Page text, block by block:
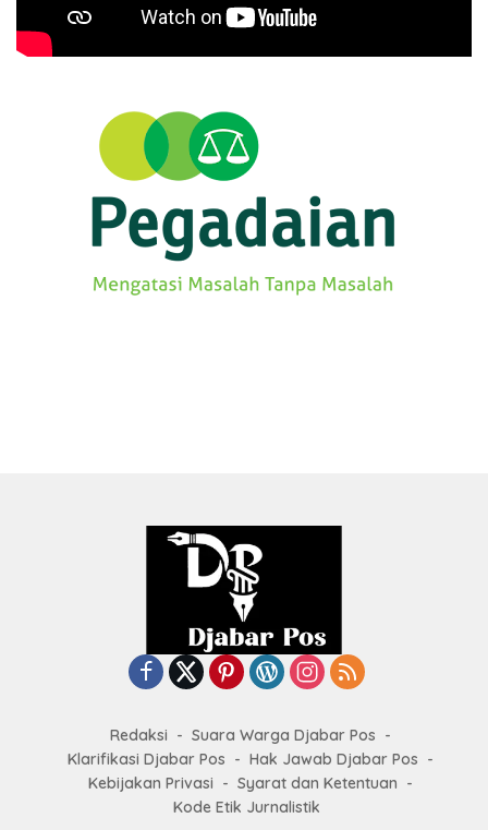
Redaksi
Suara Warga Djabar Pos
Klarifikasi Djabar Pos
Hak Jawab Djabar Pos
Kebijakan Privasi
Syarat dan Ketentuan
Kode Etik Jurnalistik